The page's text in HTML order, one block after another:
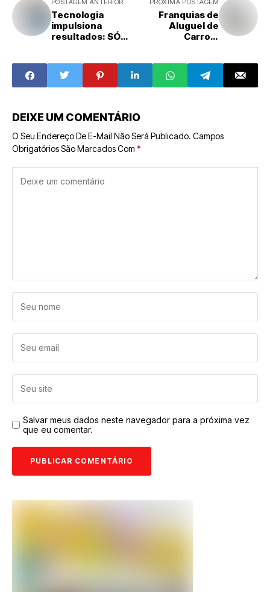
POSTAGEM ANTERIOR
Tecnologia
impulsiona
resultados: SÓ
que facilita a
captação de
clientes
PRÓXIMA POSTAGEM
Franquias de
Aluguel de
Carros:
Empreendedores
em 2025
DEIXE UM COMENTÁRIO
O Seu Endereço De E-Mail Não Será Publicado. Campos
Obrigatórios São Marcados Com *
Salvar meus dados neste navegador para a próxima vez
que eu comentar.